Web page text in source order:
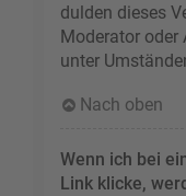
dulden dieses
Moderator oder
unter
Nach oben
Wenn ich bei
Link klicke,